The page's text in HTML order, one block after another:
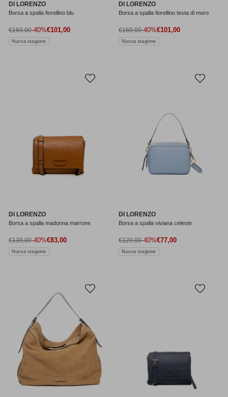
DI LORENZO
Borsa a spalla fiorellino blu
Prezzo di vendita
€101,00
Prezzo normale
€169,00-40%
Nuova stagione
DI LORENZO
Borsa a spalla fiorellino testa di moro
Prezzo di vendita
€101,00
Prezzo normale
€169,00-40%
Nuova stagione
DI LORENZO
Borsa a spalla madonna marrone
Prezzo di vendita
€83,00
Prezzo normale
€139,00-40%
Nuova stagione
DI LORENZO
Borsa a spalla viviana celeste
Prezzo di vendita
€77,00
Prezzo normale
€129,00-40%
Nuova stagione